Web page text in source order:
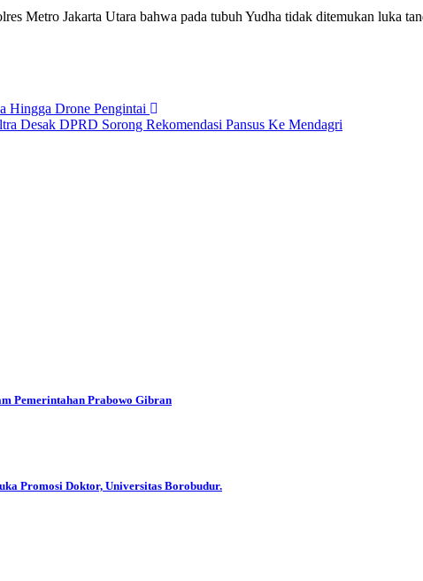
Metro Jakarta Utara bahwa pada tubuh Yudha tidak ditemukan luka
Hingga Drone Pengintai
Desak DPRD Sorong Rekomendasi Pansus Ke Mendagri
Pemerintahan Prabowo Gibran
Promosi Doktor, Universitas Borobudur.